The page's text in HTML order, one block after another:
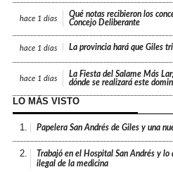
hace 1 días
Qué notas recibieron los
Concejo Deliberante
hace 1 días La provincia hará que Giles
hace 1 días
La Fiesta del Salame Más
dónde se realizará este
LO MÁS VISTO
1. Papelera San Andrés de Giles y una
2.
Trabajó en el Hospital San Andrés y
ilegal de la medicina